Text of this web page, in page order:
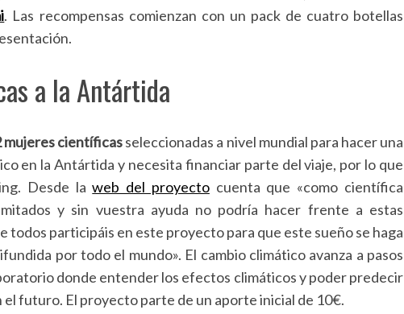
. Las recompensas comienzan con un pack de cuatro botellas
a la Antártida
mujeres científicasseleccionadas a nivel mundial para hacer una
en la Antártida y necesita financiar parte del viaje, por lo que
Desde laweb del proyectocuenta que «como científica
y sin vuestra ayuda no podría hacer frente a estas
todos participáis en este proyecto para que este sueño se haga
por todo el mundo». El cambio climático avanza a pasos
donde entender los efectos climáticos y poder predecir
el futuro. El proyecto parte de un aporte inicial de 10€.